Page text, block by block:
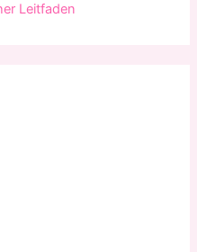
Leitfaden